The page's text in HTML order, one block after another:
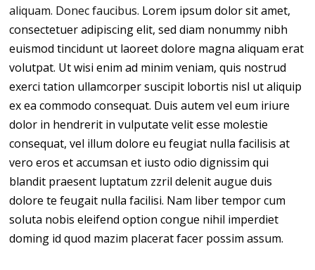
aliquam. Donec faucibus. Lorem ipsum dolor sit amet,
consectetuer adipiscing elit, sed diam nonummy nibh
euismod tincidunt ut laoreet dolore magna aliquam erat
volutpat. Ut wisi enim ad minim veniam, quis nostrud
exerci tation ullamcorper suscipit lobortis nisl ut aliquip
ex ea commodo consequat. Duis autem vel eum iriure
dolor in hendrerit in vulputate velit esse molestie
consequat, vel illum dolore eu feugiat nulla facilisis at
vero eros et accumsan et iusto odio dignissim qui
blandit praesent luptatum zzril delenit augue duis
dolore te feugait nulla facilisi. Nam liber tempor cum
soluta nobis eleifend option congue nihil imperdiet
doming id quod mazim placerat facer possim assum.